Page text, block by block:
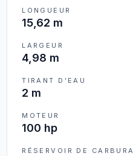
LONGUEUR
15,62 m
LARGEUR
4,98 m
TIRANT D'EAU
2 m
MOTEUR
100 hp
RÉSERVOIR DE